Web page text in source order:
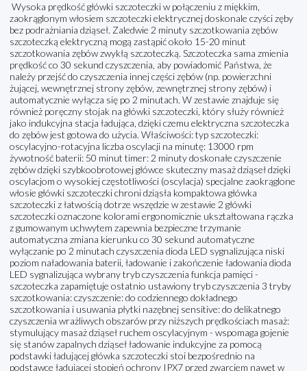
Wysoka prędkość główki szczoteczki w połączeniu z miękkim,
zaokrąglonym włosiem szczoteczki elektrycznej doskonale czyści zęby
bez podrażniania dziąseł. Zaledwie 2 minuty szczotkowania zębów
szczoteczką elektryczną mogą zastąpić około 15-20 minut
szczotkowania zębów zwykłą szczoteczką. Szczoteczka sama zmienia
prędkość co 30 sekund czyszczenia, aby powiadomić Państwa, że
należy przejść do czyszczenia innej części zębów (np. powierzchni
żującej, wewnętrznej strony zębów, zewnętrznej strony zębów) i
automatycznie wyłącza się po 2 minutach. W zestawie znajduje się
również poręczny stojak na główki szczoteczki, który służy również
jako indukcyjna stacja ładująca, dzięki czemu elektryczna szczoteczka
do zębów jest gotowa do użycia. Właściwości: typ szczoteczki:
oscylacyjno-rotacyjna liczba oscylacji na minutę: 13000 rpm
żywotność baterii: 50 minut timer: 2 minuty doskonałe czyszczenie
zębów dzięki szybkoobrotowej główce skuteczny masaż dziąseł dzięki
oscylacjom o wysokiej częstotliwości (oscylacja) specjalne zaokrąglone
włosie główki szczoteczki chroni dziąsła kompaktowa główka
szczoteczki z łatwością dotrze wszędzie w zestawie 2 główki
szczoteczki oznaczone kolorami ergonomicznie ukształtowana rączka
z gumowanym uchwytem zapewnia bezpieczne trzymanie
automatyczna zmiana kierunku co 30 sekund automatyczne
wyłączanie po 2 minutach czyszczenia dioda LED sygnalizująca niski
poziom naładowania baterii, ładowanie i zakończenie ładowania dioda
LED sygnalizująca wybrany tryb czyszczenia funkcja pamięci -
szczoteczka zapamiętuje ostatnio ustawiony tryb czyszczenia 3 tryby
szczotkowania: czyszczenie: do codziennego dokładnego
szczotkowania i usuwania płytki nazębnej sensitive: do delikatnego
czyszczenia wrażliwych obszarów przy niższych prędkościach masaż:
stymulujący masaż dziąseł ruchem oscylacyjnym - wspomaga gojenie
się stanów zapalnych dziąseł ładowanie indukcyjne za pomocą
podstawki ładującej główka szczoteczki stoi bezpośrednio na
podstawce ładującej stopień ochrony IPX7 przed zwarciem nawet w